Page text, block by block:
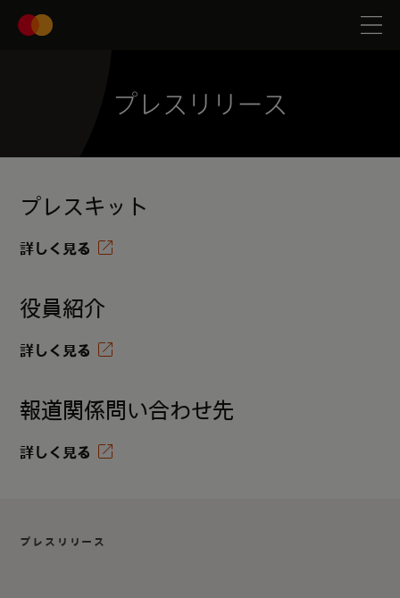
プレスリリース
プレスキット
詳しく見る
役員紹介
詳しく見る
報道関係問い合わせ先
詳しく見る
プレスリリース